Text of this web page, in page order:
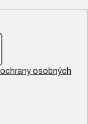
osobných